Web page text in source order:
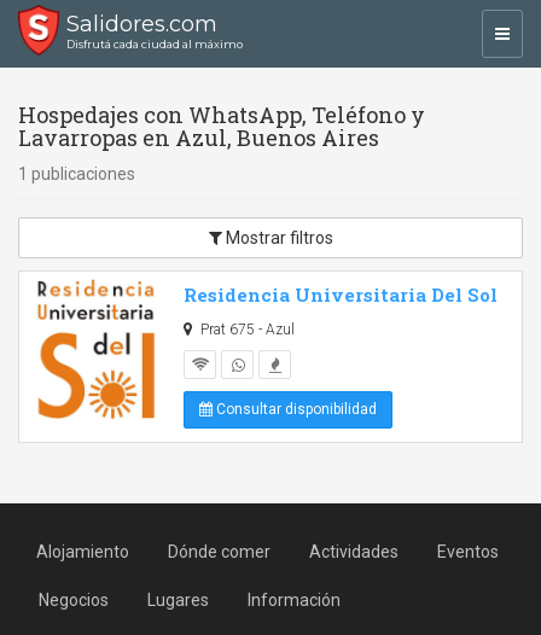
Salidores.com
Disfrutá cada ciudad al máximo
Hospedajes con WhatsApp, Teléfono y
Lavarropas en Azul, Buenos Aires
1 publicaciones
Mostrar filtros
Residencia Universitaria Del Sol
Prat 675 - Azul
Consultar disponibilidad
Alojamiento Dónde comer Actividades Eventos
Negocios Lugares Información